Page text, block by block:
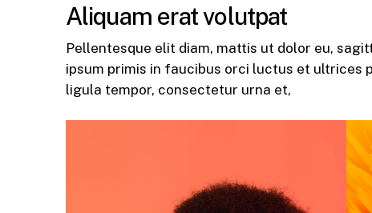
Aliquam erat volutpat
Pellentesque elit diam, mattis ut dolor eu,
ipsum primis in faucibus orci luctus et ultrices
ligula tempor, consectetur urna et,